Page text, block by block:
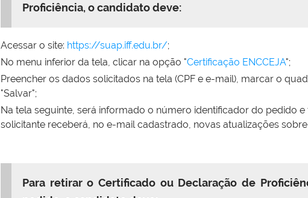
Proficiência, o candidato deve:
Acessar o site: https://suap.iff.edu.br/;
No menu inferior da tela, clicar na opção "Certificação ENCCEJA";
Preencher os dados solicitados na tela (CPF e e-mail), marcar o
"Salvar";
Na tela seguinte, será informado o número identificador do pedido
solicitante receberá, no e-mail cadastrado, novas atualizações
Para retirar o Certificado ou Declaração de